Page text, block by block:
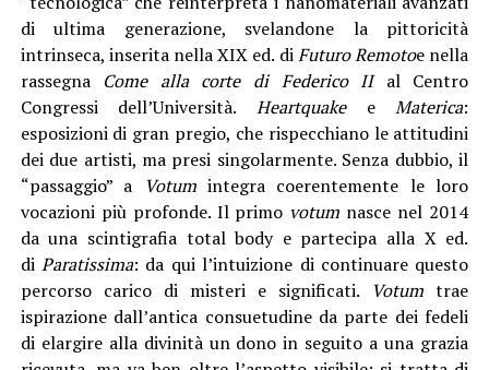
di ultima generazione, svelandone la pittoricità
intrinseca, inserita nella XIX ed. diFuturo Remotoe nella
rassegna Come alla corte di Federico IIal Centro
Congressi dell’Università. HeartquakeeMaterica:
esposizioni di gran pregio, che rispecchiano le attitudini
dei due artisti, ma presi singolarmente. Senza dubbio, il
“passaggio” a Votumintegra coerentemente le loro
vocazioni più profonde. Il primo votum nasce nel 2014
da una scintigrafia total body e partecipa alla X ed.
diParatissima: da qui l’intuizione di continuare questo
percorso carico di misteri e significati. Votum trae
ispirazione dall’antica consuetudine da parte dei fedeli
di elargire alla divinità un dono in seguito a una grazia